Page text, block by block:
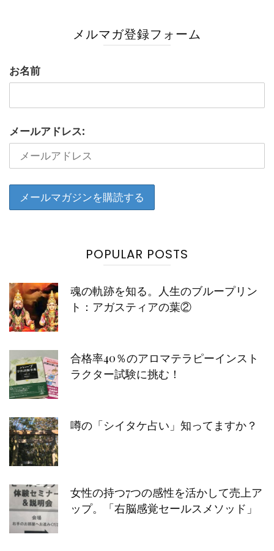
メルマガ登録フォーム
お名前
メールアドレス:
POPULAR POSTS
魂の軌跡を知る。人生のブループリン
ト：アガスティアの葉②
合格率40％のアロマテラピーインスト
ラクター試験に挑む！
噂の「シイタケ占い」知ってますか？
女性の持つ7つの感性を活かして売上ア
ップ。「右脳感覚セールスメソッド」